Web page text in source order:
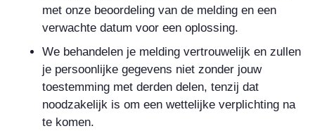
met onze beoordeling van de melding en een
verwachte datum voor een oplossing.
We behandelen je melding vertrouwelijk en zullen
je persoonlijke gegevens niet zonder jouw
toestemming met derden delen, tenzij dat
noodzakelijk is om een wettelijke verplichting na
te komen.